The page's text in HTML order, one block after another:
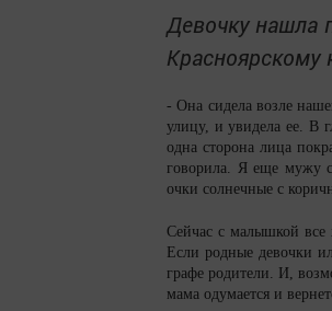
Девочку нашла
Красноярскому
- Она сидела возле
улицу, и увидела ее. В
одна сторона лица
говорила. Я еще мужу
очки солнечные с
Сейчас с малышкой все
Если родные девочки
графе родители. И,
мама одумается и